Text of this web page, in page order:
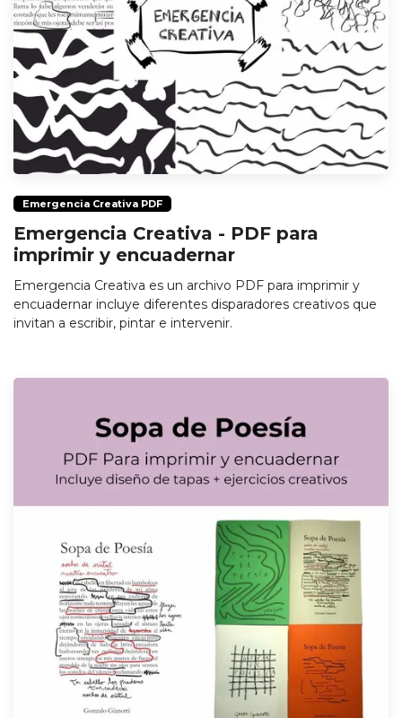
Emergencia Creativa PDF
Emergencia Creativa - PDF para
imprimir y encuadernar
Emergencia Creativa es un archivo PDF para imprimir y
encuadernar incluye diferentes disparadores creativos que
invitan a escribir, pintar e intervenir.